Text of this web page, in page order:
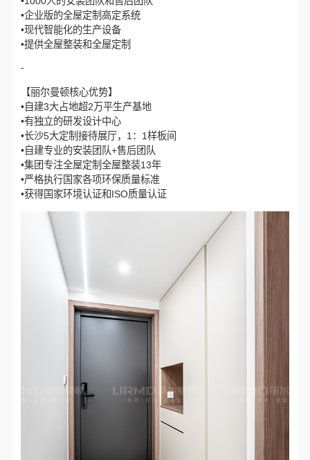
•企业版的全屋定制高定系统
•现代智能化的生产设备
•提供全屋整装和全屋定制
-
【丽尔曼顿核心优势】
•自建3大占地超2万平生产基地
•有独立的研发设计中心
•长沙5大定制接待展厅，1：1样板间
•自建专业的安装团队+售后团队
•集团专注全屋定制全屋整装13年
•严格执行国家各项环保质量标准
•获得国家环境认证和ISO质量认证